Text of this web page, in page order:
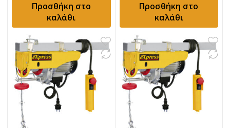
Προσθήκη στο
καλάθι
Προσθήκη στο
καλάθι